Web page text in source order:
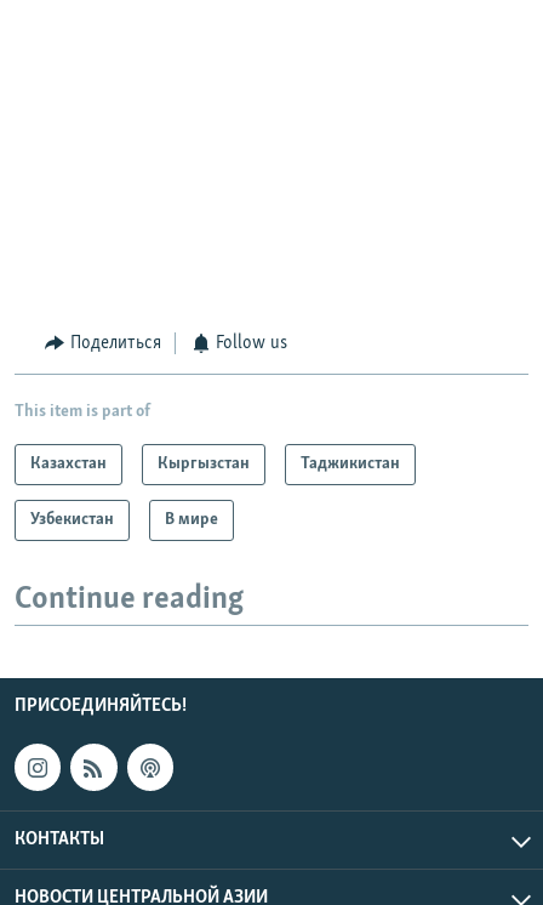
Поделиться Follow us
This item is part of
Казахстан Кыргызстан Таджикистан
Узбекистан В мире
Continue reading
ПРИСОЕДИНЯЙТЕСЬ!
КОНТАКТЫ
НОВОСТИ ЦЕНТРАЛЬНОЙ АЗИИ